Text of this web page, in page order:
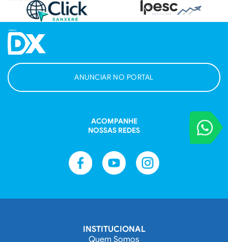
VOCÊ
Entre em
ANUNCIAR NO PORTAL
ACOMPANHE
NOSSAS REDES
INSTITUCIONAL
Quem Somos